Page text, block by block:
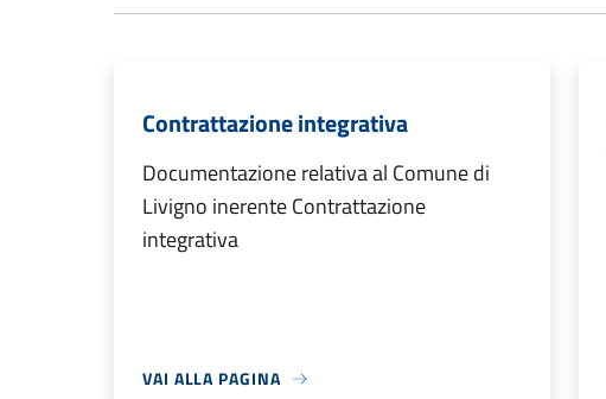
Contrattazione integrativa
Documentazione relativa al Comune di
Livigno inerente Contrattazione
integrativa
VAI ALLA PAGINA